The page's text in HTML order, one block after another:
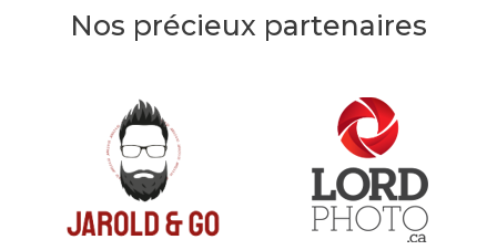
Nos précieux partenaires